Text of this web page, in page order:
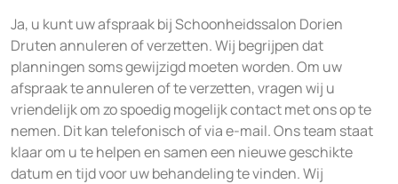
Ja, u kunt uw afspraak bij Schoonheidssalon Dorien
Druten annuleren of verzetten. Wij begrijpen dat
planningen soms gewijzigd moeten worden. Om uw
afspraak te annuleren of te verzetten, vragen wij u
vriendelijk om zo spoedig mogelijk contact met ons op te
nemen. Dit kan telefonisch of via e-mail. Ons team staat
klaar om u te helpen en samen een nieuwe geschikte
datum en tijd voor uw behandeling te vinden. Wij